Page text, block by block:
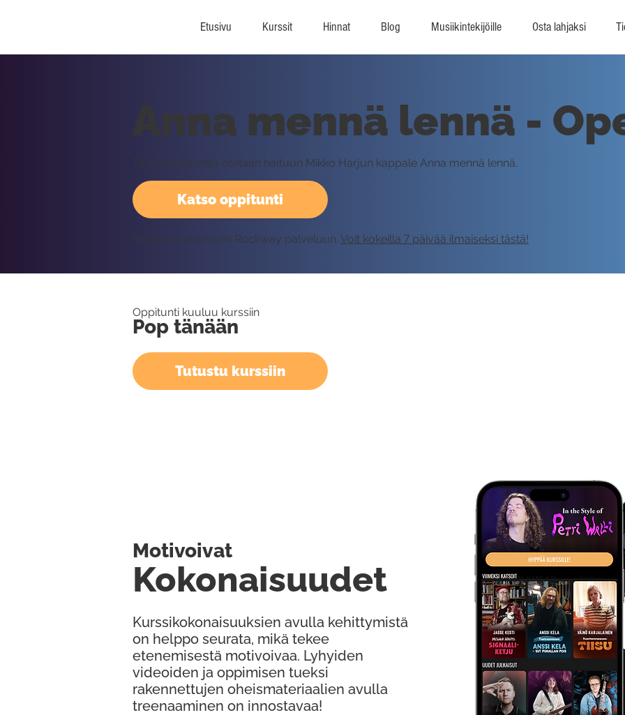
Etusivu Kurssit Hinnat Blog Musiikintekijöille Osta lahjaksi
Katso oppitunti
Anna mennä lennä -
Tällä oppitunnilla otetaan haltuun Mikko Harjun kappale Anna mennä lennä.
Vaatii kirjautumisen Rockway palveluun. Voit kokeilla 7 päivää ilmaiseksi tästä!
Oppitunti kuuluu kurssiin
Pop tänään
Tutustu kurssiin
Kurssikokonaisuuksien avulla kehittymistä
on helppo seurata, mikä tekee
etenemisestä motivoivaa. Lyhyiden
videoiden ja oppimisen tueksi
rakennettujen oheismateriaalien avulla
treenaaminen on innostavaa!
Kokonaisuudet
Motivoivat